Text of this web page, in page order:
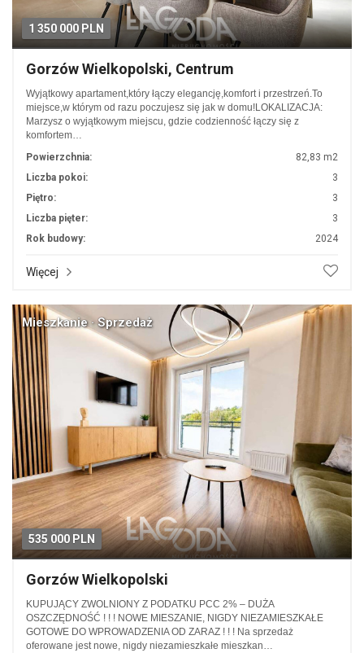
1 350 000 PLN
Gorzów Wielkopolski, Centrum
Wyjątkowy apartament,który łączy elegancję,komfort i przestrzeń.To
miejsce,w którym od razu poczujesz się jak w domu!LOKALIZACJA:
Marzysz o wyjątkowym miejscu, gdzie codzienność łączy się z
komfortem…
Powierzchnia:
82,83 m2
Liczba pokoi:
3
Piętro:
3
Liczba pięter:
3
Rok budowy:
2024
Więcej
535 000 PLN
Mieszkanie · Sprzedaż
Gorzów Wielkopolski
KUPUJĄCY ZWOLNIONY Z PODATKU PCC 2% – DUŻA
OSZCZĘDNOŚĆ ! ! ! NOWE MIESZANIE, NIGDY NIEZAMIESZKAŁE
GOTOWE DO WPROWADZENIA OD ZARAZ ! ! ! Na sprzedaż
oferowane jest nowe, nigdy niezamieszkałe mieszkan…